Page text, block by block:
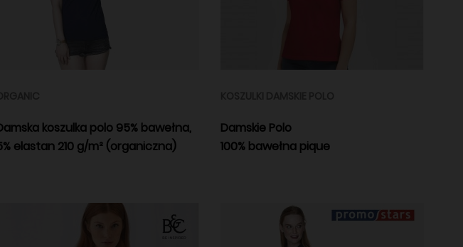
koszulka polo 95% bawełna,
elastan 210 g/m² (organiczna)
Damskie Polo
100% bawełna pique